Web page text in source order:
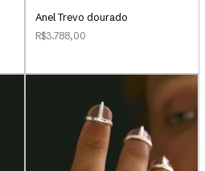
Anel Trevo dourado
R$3.788,00